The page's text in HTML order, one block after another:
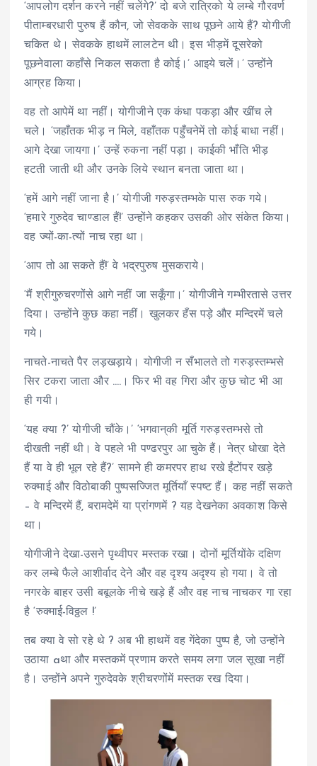
‘आपलोग दर्शन करने नहीं चलेंगे?’ दो बजे रात्रिको ये लम्बे गौरवर्ण
पीताम्बरधारी पुरुष हैं कौन, जो सेवकके साथ पूछने आये हैं? योगीजी
चकित थे। सेवकके हाथमें लालटेन थी। इस भीड़में दूसरेको
पूछनेवाला कहाँसे निकल सकता है कोई।’ आइये चलें।’ उन्होंने
आग्रह किया।
वह तो आपेमें था नहीं। योगीजीने एक कंधा पकड़ा और खींच ले
चले। ‘जहाँतक भीड़ न मिले, वहाँतक पहुँचनेमें तो कोई बाधा नहीं।
आगे देखा जायगा।’ उन्हें रुकना नहीं पड़ा। काईकी भाँति भीड़
हटती जाती थी और उनके लिये स्थान बनता जाता था।
‘हमें आगे नहीं जाना है।’ योगीजी गरुड़स्तम्भके पास रुक गये।
‘हमारे गुरुदेव चाण्डाल हैं!’ उन्होंने कहकर उसकी ओर संकेत किया।
वह ज्यों-का-त्यों नाच रहा था।
‘आप तो आ सकते हैं!’ वे भद्रपुरुष मुसकराये।
‘मैं श्रीगुरुचरणोंसे आगे नहीं जा सकूँगा।’ योगीजीने गम्भीरतासे उत्तर
दिया। उन्होंने कुछ कहा नहीं। खुलकर हँस पड़े और मन्दिरमें चले
गये।
नाचते-नाचते पैर लड़खड़ाये। योगीजी न सँभालते तो गरुड़स्तम्भसे
सिर टकरा जाता और ….। फिर भी वह गिरा और कुछ चोट भी आ
ही गयी।
‘यह क्या ?’ योगीजी चौंके।’ ‘भगवान्‌की मूर्ति गरुड़स्तम्भसे तो
दीखती नहीं थी। वे पहले भी पण्ढरपुर आ चुके हैं। नेत्र धोखा देते
हैं या वे ही भूल रहे हैं?’ सामने ही कमरपर हाथ रखे ईंटोंपर खड़े
रुक्माई और विठोबाकी पुष्पसज्जित मूर्तियाँ स्पष्ट हैं। कह नहीं सकते
– वे मन्दिरमें हैं, बरामदेमें या प्रांगणमें ? यह देखनेका अवकाश किसे
था।
योगीजीने देखा-उसने पृथ्वीपर मस्तक रखा। दोनों मूर्तियोंके दक्षिण
कर लम्बे फैले आशीर्वाद देने और वह दृश्य अदृश्य हो गया। वे तो
नगरके बाहर उसी बबूलके नीचे खड़े हैं और वह नाच नाचकर गा रहा
है ‘रुक्माई-विठ्ठल !’
तब क्या वे सो रहे थे ? अब भी हाथमें वह गेंदेका पुष्प है, जो उन्होंने
उठाया aथा और मस्तकमें प्रणाम करते समय लगा जल सूखा नहीं
है। उन्होंने अपने गुरुदेवके श्रीचरणोंमें मस्तक रख दिया।